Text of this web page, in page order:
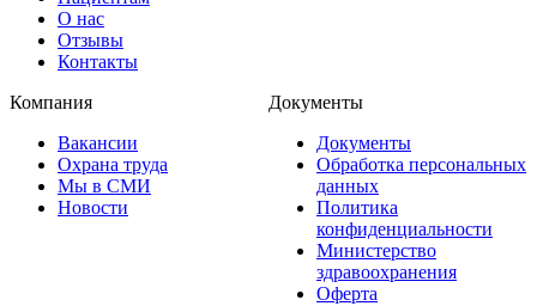
О нас
Отзывы
Контакты
Компания
Вакансии
Охрана труда
Мы в СМИ
Новости
Документы
Документы
Обработка персональных
данных
Политика
конфиденциальности
Министерство
здравоохранения
Оферта